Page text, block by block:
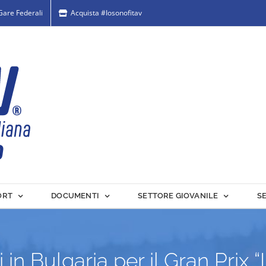
Federali Acquista #Iosonofitav
DOCUMENTI SETTORE GIOVANILE
in Bulgaria per il Gran Prix